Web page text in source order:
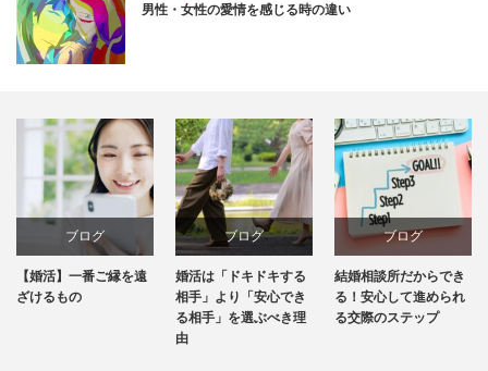
男性・女性の愛情を感じる時の違い
縁を遠
婚活は「ドキドキする
相手」より「安心でき
る相手」を選ぶべき理
ブログ
結婚相談所だからでき
る！安心して進められ
る交際のステップ
ブロ
お見合いで結
はどこまでし
のでしょうか